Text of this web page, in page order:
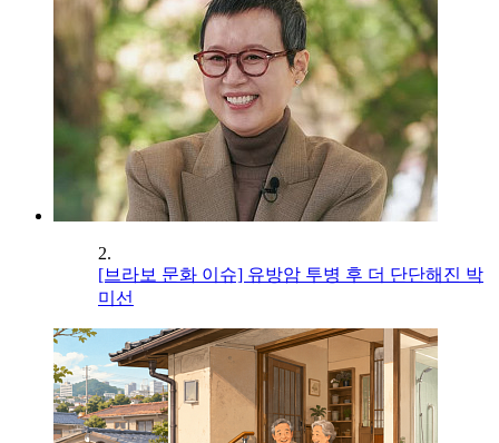
2.
[브라보 문화 이슈] 유방암 투병 후 더 단단해진 박
미선